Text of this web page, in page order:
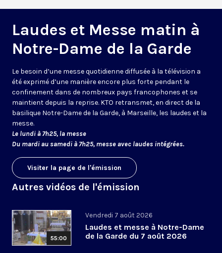
Laudes et Messe matin à
Notre-Dame de la Garde
Le besoin d’une messe quotidienne diffusée à la télévision a
été exprimé d’une manière encore plus forte pendant le
confinement dans de nombreux pays francophones et se
maintient depuis la reprise. KTO retransmet, en direct de la
basilique Notre-Dame de la Garde, à Marseille, les laudes et la
messe.
Le lundi à 7h25, la messe
Du mardi au samedi à 7h25, messe avec laudes intégrées.
Visiter la page de l'émission
Autres vidéos de l'émission
55:00
Vendredi 7 août 2026
Laudes et messe à Notre-Dame
de la Garde du 7 août 2026